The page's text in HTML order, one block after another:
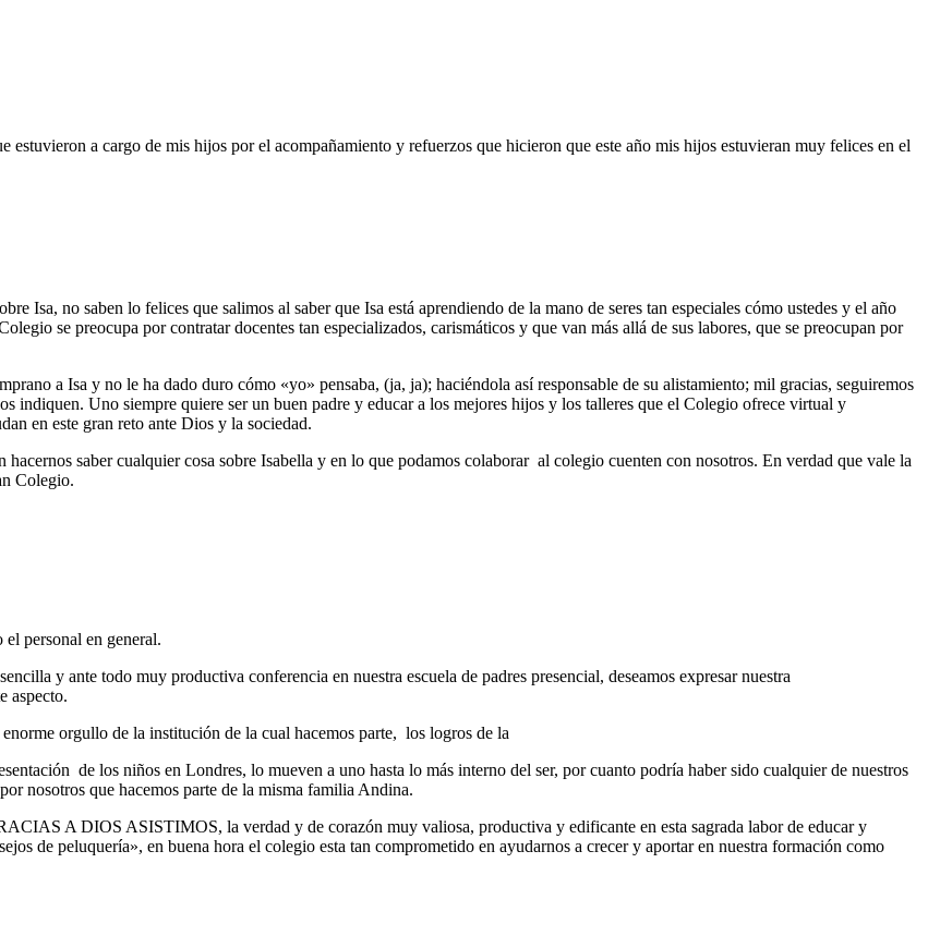
estuvieron a cargo de mis hijos por el acompañamiento y refuerzos que hicieron que este año mis hijos estuvieran muy felices en el
Isa, no saben lo felices que salimos al saber que Isa está aprendiendo de la mano de seres tan especiales cómo ustedes y el año
se preocupa por contratar docentes tan especializados, carismáticos y que van más allá de sus labores, que se preocupan por
a Isa y no le ha dado duro cómo «yo» pensaba, (ja, ja); haciéndola así responsable de su alistamiento; mil gracias, seguiremos
indiquen. Uno siempre quiere ser un buen padre y educar a los mejores hijos y los talleres que el Colegio ofrece virtual y
en este gran reto ante Dios y la sociedad.
saber cualquier cosa sobre Isabella y en lo que podamos colaborar al colegio cuenten con nosotros. En verdad que vale la
Colegio.
personal en general.
y ante todo muy productiva conferencia en nuestra escuela de padres presencial, deseamos expresar nuestra
aspecto.
orgullo de la institución de la cual hacemos parte, los logros de la
de los niños en Londres, lo mueven a uno hasta lo más interno del ser, por cuanto podría haber sido cualquier de nuestros
nosotros que hacemos parte de la misma familia Andina.
A DIOS ASISTIMOS, la verdad y de corazón muy valiosa, productiva y edificante en esta sagrada labor de educar y
de peluquería», en buena hora el colegio esta tan comprometido en ayudarnos a crecer y aportar en nuestra formación como